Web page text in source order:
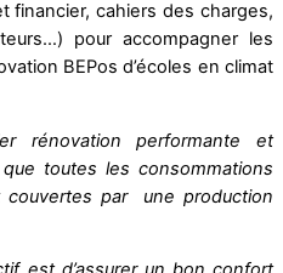
financier, cahiers des charges,
pour accompagner les
BEPos d’écoles en climat
rénovation performante et
toutes les consommations
couvertes par une production